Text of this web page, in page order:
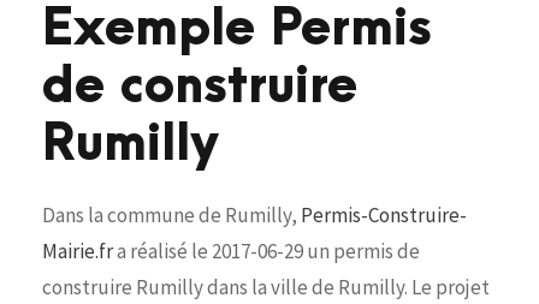
Exemple Permis
de construire
Rumilly
Dans la commune de Rumilly, Permis-Construire-
Mairie.fra réalisé le 2017-06-29 un permis de
construire Rumilly dans la ville de Rumilly. Le projet